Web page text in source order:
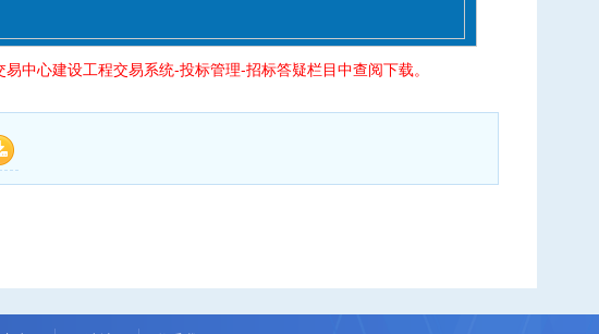
中心建设工程交易系统-投标管理-招标答疑栏目中查阅下载。